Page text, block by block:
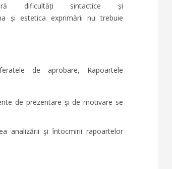
sintactice și
și estetica exprimării nu trebuie
de aprobare, Rapoartele
de prezentare şi de motivare se
analizării şi întocmirii rapoartelor